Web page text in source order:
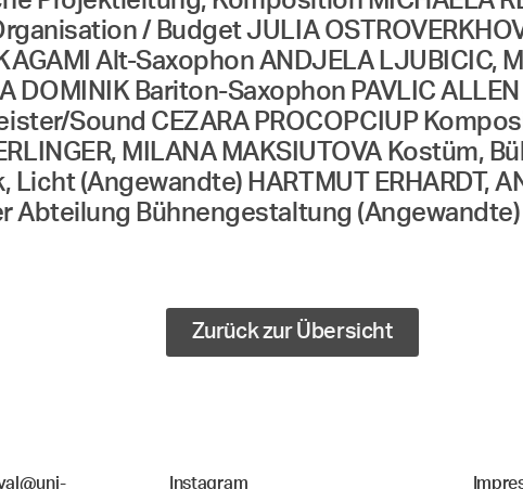
/ Budget JULIA
Alt-Saxophon ANDJELA LJUBICIC,
DOMINIK Bariton-Saxophon PAVLIC
Sound CEZARA PROCOPCIUP
MILANA MAKSIUTOVA Kostüm,
(Angewandte) HARTMUT ERHARDT,
Abteilung Bühnengestaltung (Angewandte)
Zurück zur Übersicht
Instagram